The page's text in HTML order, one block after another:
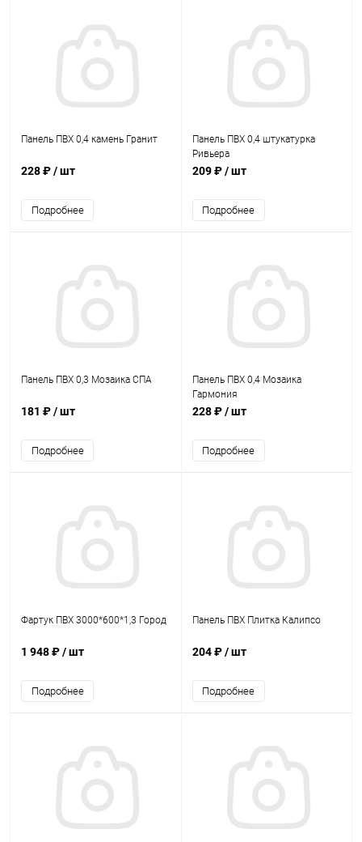
Панель ПВХ 0,4 камень Гранит
228 ₽/ шт
Подробнее
Панель ПВХ 0,4 штукатурка
Ривьера
209 ₽/ шт
Подробнее
Панель ПВХ 0,3 Мозаика СПА
181 ₽/ шт
Подробнее
Панель ПВХ 0,4 Мозаика
Гармония
228 ₽/ шт
Подробнее
Фартук ПВХ 3000*600*1,3 Город
1 948 ₽/ шт
Подробнее
Панель ПВХ Плитка Калипсо
204 ₽/ шт
Подробнее